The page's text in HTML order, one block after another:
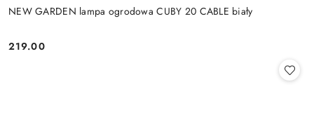
NEW GARDEN lampa ogrodowa CUBY 20 CABLE biały
Cena:
219.00